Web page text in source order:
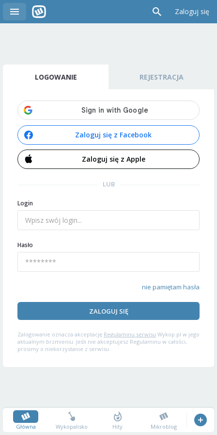
Zaloguj się
LOGOWANIE REJESTRACJA
Zaloguj się z Facebook
Zaloguj się z Apple
LUB
Login
Hasło
nie pamiętam hasła
ZALOGUJ SIĘ
Zalogowanie oznacza akceptację Regulaminu serwisu Wykop.pl w jego
aktualnym brzmieniu. Jeśli nie akceptujesz Regulaminu w całości,
prosimy o niekorzystanie z serwisu.
Główna Wykopalisko Hity Mikroblog